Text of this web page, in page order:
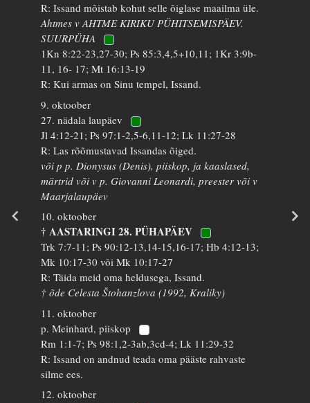
R: Issand mõistab kohut selle õiglase maailma üle.
Ahtmes v AHTME KIRIKU PÜHITSEMISPÄEV.
SUURPÜHA
1Kn 8:22-23,27-30; Ps 85:3,4,5+10,11; 1Kr 3:9b-
11, 16- 17; Mt 16:13-19
R: Kui armas on Sinu tempel, Issand.
9. oktoober
27. nädala laupäev
Jl 4:12-21; Ps 97:1-2,5-6,11-12; Lk 11:27-28
R: Las rõõmustavad Issandas õiged.
või p p. Dionysus (Denis), piiskop, ja kaaslased,
märtrid või v p. Giovanni Leonardi, preester või v
Maarjalaupäev
10. oktoober
† AASTARINGI 28. PÜHAPÄEV
Trk 7:7-11; Ps 90:12-13,14-15,16-17; Hb 4:12-13;
Mk 10:17-30 või Mk 10:17-27
R: Täida meid oma heldusega, Issand.
† õde Celesta Štohanzlova (1992, Kraliky)
11. oktoober
p. Meinhard, piiskop
Rm 1:1-7; Ps 98:1,2-3ab,3cd-4; Lk 11:29-32
R: Issand on andnud teada oma pääste rahvaste
silme ees.
12. oktoober